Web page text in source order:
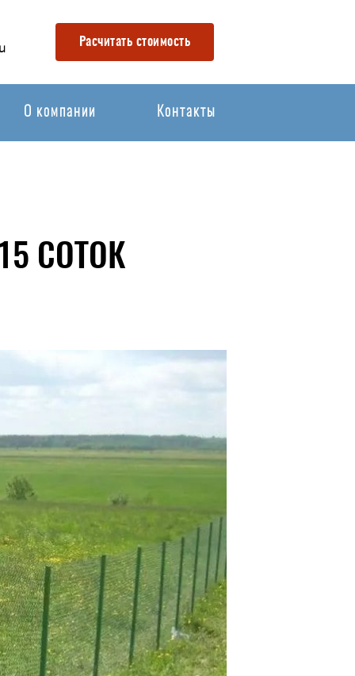
Расчитать стоимость
О компании Контакты
СОТОК